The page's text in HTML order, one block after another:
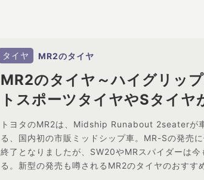
タイヤ MR2のタイヤ
MR2のタイヤ～ハイグリッ
トスポーツタイヤやSタイヤ
トヨタのMR2は、Midship Runabout 2seaterが
る、国内初の市販ミッドシップ車。MR-Sの発売
終了となりましたが、SW20やMRスパイダーは今
る。新型の発売も噂されるMR2のタイヤのおすす